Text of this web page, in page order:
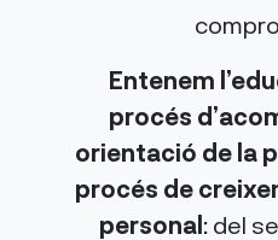
Entenem
procés
orientació de la
procés de
personal: del